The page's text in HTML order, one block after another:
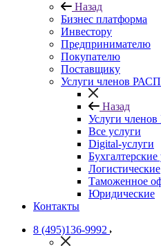
Назад
Бизнес платформа
Инвестору
Предпринимателю
Покупателю
Поставщику
Услуги членов
Назад
Услуги
Все услуги
Digital-услуги
Бухгалтерские
Логистические
Таможенное
Юридические
Контакты
8 (495)136-9992